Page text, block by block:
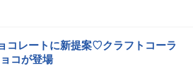
コレートに新提案♡クラフトコーラ
コが登場